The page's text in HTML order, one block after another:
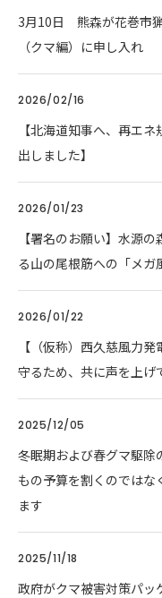
3月10日 熊森が花巻市
（クマ編）に申し入れ
2026/02/16
【北海道知事へ、再エ
出しました】
2026/01/23
【署名のお願い】水源
る山の尾根筋への「メガ
2026/01/22
【（仮称）西久慈風力
守るため、共に声を上げ
2025/12/05
冬眠期および春グマ駆除
もの予算を割くのではな
ます
2025/11/18
政府がクマ被害対策パッ